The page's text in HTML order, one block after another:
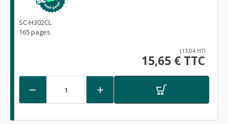
SC-H302CL
165 pages
(13,04 HT)
15,65 € TTC
 